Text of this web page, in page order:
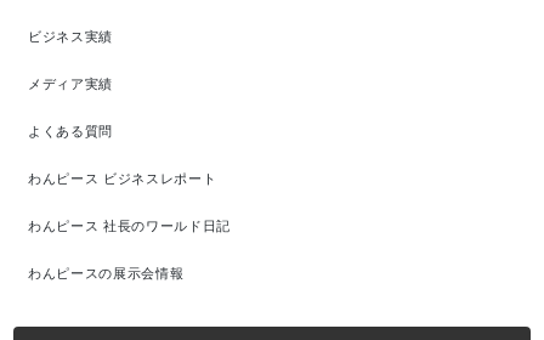
ビジネス実績
メディア実績
よくある質問
わんピース ビジネスレポート
わんピース 社長のワールド日記
わんピースの展示会情報